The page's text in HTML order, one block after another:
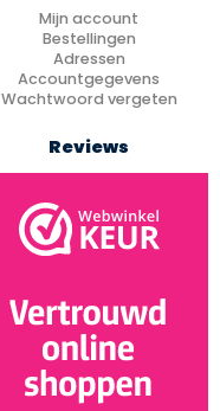
Mijn account
Bestellingen
Adressen
Accountgegevens
Wachtwoord vergeten
Reviews